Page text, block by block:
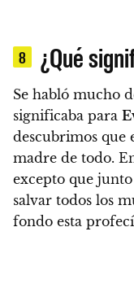
8 ¿Qué
Se habló mucho
significaba para
descubrimos que
madre de todo.
excepto que
salvar todos los
fondo esta